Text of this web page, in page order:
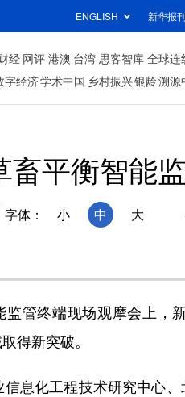
ENGLISH 新华报刊
经 网评 港澳 台湾 思客智库 全球连
字经济学术中国 乡村振兴银龄溯源
畜平衡智能
字体： 小 中 大
终端现场观摩会上，
得新突破。
化工程技术研究中心、